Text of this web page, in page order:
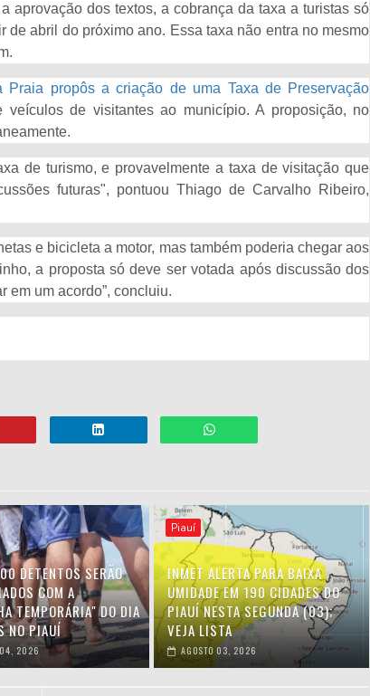
aprovação dos textos, a cobrança da taxa a turistas só
de abril do próximo ano. Essa taxa não entra no mesmo
Praia propôs a criação de uma Taxa de Preservação
de visitantes ao município. A proposição, no
de turismo, e provavelmente a taxa de visitação que
futuras", pontuou Thiago de Carvalho Ribeiro,
e bicicleta a motor, mas também poderia chegar aos
a proposta só deve ser votada após discussão dos
em um acordo”, concluiu.
DETENTOS SERÃO
COM A
TEMPORÁRIA" DO DIA
NO PIAUÍ
04, 2026
Piauí
INMET ALERTA PARA BAIXA
UMIDADE EM 190 CIDADES DO
PIAUÍ NESTA SEGUNDA (03);
VEJA LISTA
AGOSTO 03, 2026